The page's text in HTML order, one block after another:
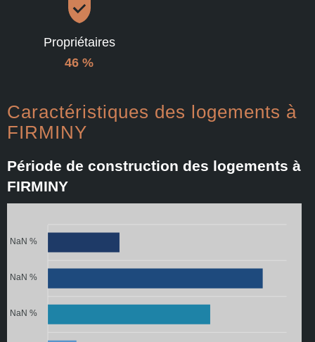
Propriétaires
46 %
Caractéristiques des logements à
FIRMINY
Période de construction des logements à
FIRMINY
NaN %
NaN %
NaN %